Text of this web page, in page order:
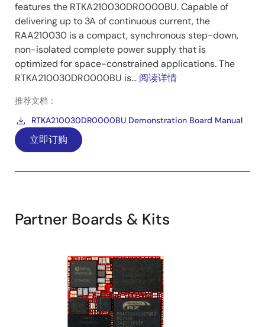
features the RTKA210030DR0000BU. Capable of
delivering up to 3A of continuous current, the
RAA210030 is a compact, synchronous step-down,
non-isolated complete power supply that is
optimized for space-constrained applications. The
RTKA210030DR0000BU is... 阅读详情
推荐文档：
RTKA210030DR0000BU Demonstration Board Manual
立即订购
Partner Boards & Kits